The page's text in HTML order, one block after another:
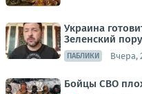
Украина
Зеленский
ПАБЛИКИ Вчера,
Бойцы СВО